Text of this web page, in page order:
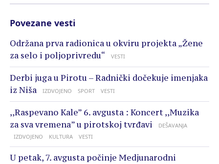
Povezane vesti
Održana prva radionica u okviru projekta „Žene
za selo i poljoprivredu“
VESTI
Derbi juga u Pirotu – Radnički dočekuje imenjaka
iz Niša
IZDVOJENO SPORT VESTI
,,Raspevano Kale” 6. avgusta : Koncert ,,Muzika
za sva vremena” u pirotskoj tvrđavi
DEŠAVANJA
IZDVOJENO
KULTURA VESTI
U petak, 7. avgusta počinje Medjunarodni